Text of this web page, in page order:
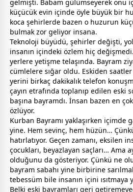
gelmişti. Babam gülümseyerek onu
küçücük evin içinde öyle büyük bir
koca şehirlerde bazen o huzurun
bulmak zor geliyor insana.
Teknoloji büyüdü, şehirler değişti,
insanın içindeki özlem hiç
yerlere yetişme telaşında. Bayram
cümlelere sığar oldu. Eskiden
yerini birkaç dakikalık telefon
çayın etrafında toplanıp edilen eski
başına bayramdı. İnsan bazen en
özlüyor.
Kurban Bayramı yaklaşırken
yine. Hem sevinç, hem hüzün…
hatırlatıyor. Geçen zamanı, eksilen
çocukları, beyazlayan saçları… Ama
olduğunu da gösteriyor. Çünkü ne
bayram sabahı yine birbirine
tebessüm bile insanın içini ısıtmaya
Belki eski bayramları geri